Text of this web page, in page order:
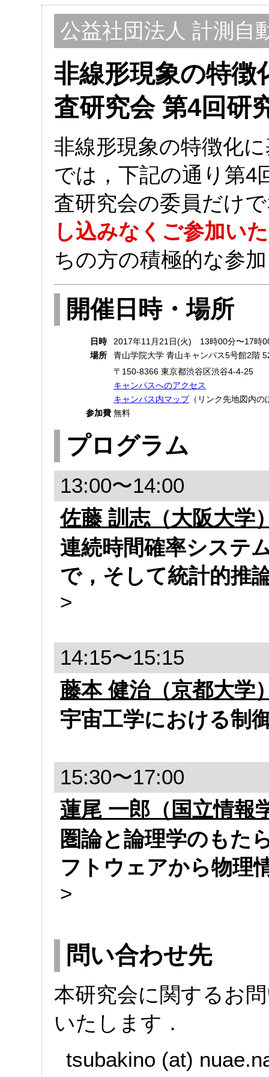
公益社団法人 計測自
非線形現象の特徴
査研究会第4回研
非線形現象の特徴化
では，下記の通り第4
査研究会の委員だけ
し込みなくご参加い
ちの方の積極的な参
開催日時・場所
日時
2017年11月21日(火) 13時00分〜17時
場所
青山学院大学 青山キャンパス5号館2階
〒150-8366 東京都渋谷区渋谷4-4-25
キャンパスへのアクセス
キャンパス内マップ（リンク先地図内の
参加費 無料
プログラム
13:00〜14:00
佐藤 訓志（大阪大学
連続時間確率システ
で，そして統計的推
>
14:15〜15:15
藤本 健治（京都大学
宇宙工学における制
15:30〜17:00
蓮尾 一郎（国立情報
圏論と論理学のもた
フトウェアから物理
>
問い合わせ先
本研究会に関するお
いたします．
tsubakino (at)